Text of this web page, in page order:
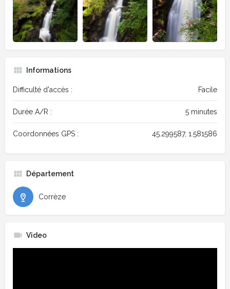
Informations
Difficulté d'accès : Facile
Durée A/R : 5 minutes
Coordonnées GPS : 45.299587, 1.581586
Département
Corrèze
Video